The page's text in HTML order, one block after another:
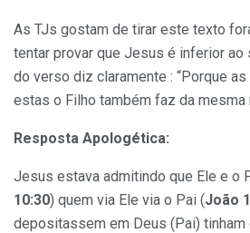
As TJs gostam de tirar este texto
tentar provar que Jesus é inferior ao
do verso diz claramente : “Porque
estas o Filho também faz da mesma
Resposta Apologética:
Jesus estava admitindo que Ele e o
10:30) quem via Ele via o Pai (João
depositassem em Deus (Pai)